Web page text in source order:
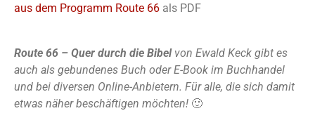
aus dem Programm Route 66 als PDF
Route 66 – Quer durch die Bibel von Ewald Keck gibt es
auch als gebundenes Buch oder E-Book im Buchhandel
und bei diversen Online-Anbietern. Für alle, die sich damit
etwas näher beschäftigen möchten! 🙂